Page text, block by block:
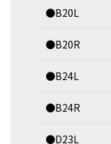
●B20L
●B20R
●B24L
●B24R
●D23L